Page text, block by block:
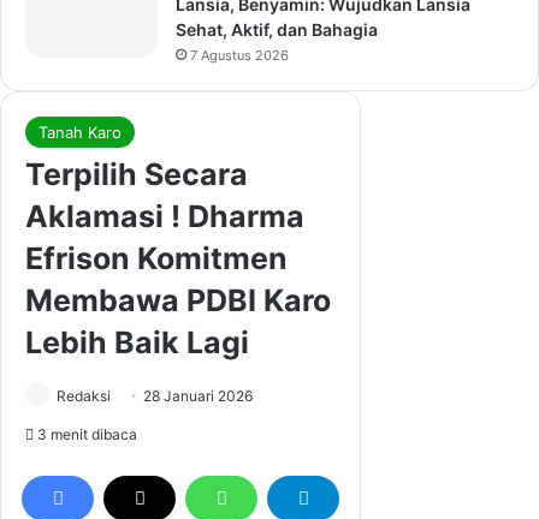
Lansia, Benyamin: Wujudkan Lansia
Sehat, Aktif, dan Bahagia
7 Agustus 2026